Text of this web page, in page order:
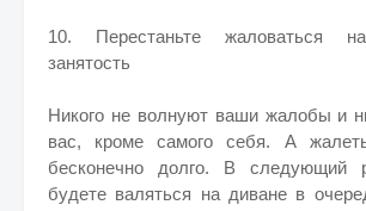
10. Перестаньте жаловаться
занятость
Никого не волнуют ваши жалобы и
вас, кроме самого себя. А
бесконечно долго. В следующий
будете валяться на диване в